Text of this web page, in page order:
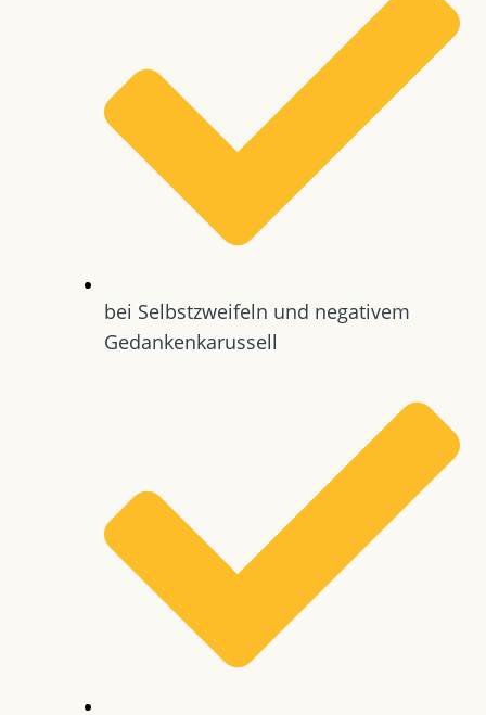
bei Selbstzweifeln und negativem
Gedankenkarussell